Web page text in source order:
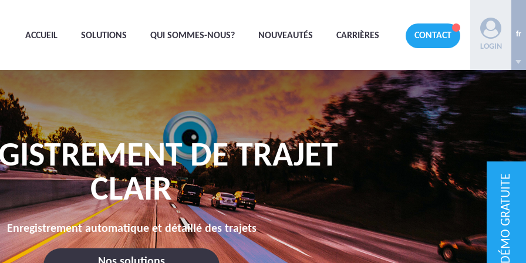
ACCUEIL SOLUTIONS QUI SOMMES-NOUS? NOUVEAUTÉS CARRIÈRES CONTACT
LOGIN
fr
DE TRAJET
CLAIR
Enregistrement automatique et détaillé des trajets DÉMO GRATUITE